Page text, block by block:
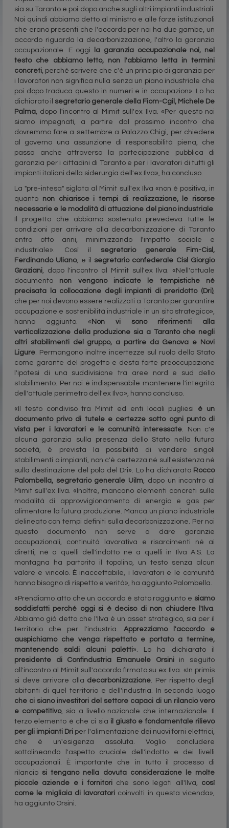
sia su Taranto e poi dopo anche sugli altri impianti industriali.
Noi quindi abbiamo detto al ministro e alle forze istituzionali
che erano presenti che l'accordo per noi ha due gambe, un
accordo riguarda la decarbonizzazione, l'altro la garanzia
occupazionale. E oggi
la garanzia occupazionale noi, nel
testo che abbiamo letto, non l'abbiamo letta in termini
concreti, perché scrivere che c'è un principio di garanzia per
i lavoratori non significa nulla senza un piano industriale che
poi dopo traduca questo in numeri e in occupazion». Lo ha
dichiarato il segretario generale della Fiom-Cgil, Michele De
Palma, dopo l'incontro al Mimit sull'ex Ilva. «Per questo noi
siamo impegnati, a partire dal prossimo incontro che
dovremmo fare a settembre a Palazzo Chigi, per chiedere
al governo una assunzione di responsabilità piena, che
passa anche attraverso la partecipazione pubblica di
garanzia per i cittadini di Taranto e per i lavoratori di tutti gli
impianti italiani della siderurgia dell'ex Ilva», ha concluso.
La "pre-intesa" siglata al Mimit sull'ex Ilva «non è positiva, in
quanto non chiarisce i tempi di realizzazione, le risorse
necessarie e le modalità di attuazione del piano industriale.
Il progetto che abbiamo sostenuto prevedeva tutte le
condizioni per arrivare alla decarbonizzazione di Taranto
entro otto anni, minimizzando l'impatto sociale e
industriale». Così il segretario generale Fim-Cisl,
Ferdinando Uliano, e il segretario confederale Cisl Giorgio
Graziani, dopo l'incontro al Mimit sull'ex Ilva. «Nell'attuale
documento non vengono indicate le tempistiche né
precisata la collocazione degli impianti di preridotto (Dri),
che per noi devono essere realizzati a Taranto per garantire
occupazione e sostenibilità industriale in un sito strategico»,
hanno aggiunto. « Non vi sono riferimenti alla
verticalizzazione della produzione sia a Taranto che negli
altri stabilimenti del gruppo, a partire da Genova e Novi
Ligure. Permangono inoltre incertezze sul ruolo dello Stato
come garante del progetto e desta forte preoccupazione
l'ipotesi di una suddivisione tra aree nord e sud dello
stabilimento. Per noi è indispensabile mantenere l'integrità
dell'attuale perimetro dell'ex Ilva», hanno concluso.
«Il testo condiviso tra Mimit ed enti locali pugliesi è un
documento privo di tutele e certezze sotto ogni punto di
vista per i lavoratori e le comunità interessate. Non c'è
alcuna garanzia sulla presenza dello Stato nella futura
società, è prevista la possibilità di vendere singoli
stabilimenti o impianti, non c'è certezza né sull'esistenza né
sulla destinazione del polo del Dri». Lo ha dichiarato Rocco
Palombella, segretario generale Uilm, dopo un incontro al
Mimit sull'ex Ilva. «Inoltre, mancano elementi concreti sulle
modalità di approvvigionamento di energia e gas per
alimentare la futura produzione. Manca un piano industriale
delineato con tempi definiti sulla decarbonizzazione. Per noi
questo documento non serve a dare garanzie
occupazionali, continuità lavorativa e risarcimenti né ai
diretti, né a quelli dell'indotto né a quelli in Ilva A.S. La
montagna ha partorito il topolino, un testo senza alcun
valore e vincolo. È inaccettabile, i lavoratori e le comunità
hanno bisogno di rispetto e verità», ha aggiunto Palombella.
«Prendiamo atto che un accordo è stato raggiunto e siamo
soddisfatti perché oggi si è deciso di non chiudere l'Ilva.
Abbiamo già detto che l'Ilva è un asset strategico, sia per il
territorio che per l'industria. Apprezziamo l'accordo e
auspichiamo che venga rispettato e portato a termine,
mantenendo saldi alcuni paletti». Lo ha dichiarato il
presidente di Confindustria Emanuele Orsini in seguito
all'incontro al Mimit sull'accordo firmato su ex Ilva. «In primis
si deve arrivare alla decarbonizzazione. Per rispetto degli
abitanti di quel territorio e dell'industria. In secondo luogo
che ci siano investitori del settore capaci di un rilancio vero
e competitivo, sia a livello nazionale che internazionale. Il
terzo elemento è che ci sia il giusto e fondamentale rilievo
per gli impianti Dri per l'alimentazione dei nuovi forni elettrici,
che è un'esigenza assoluta. Voglio concludere
sottolineando l'aspetto cruciale dell'indotto e dei livelli
occupazionali. È importante che in tutto il processo di
rilancio si tengano nella dovuta considerazione le molte
piccole aziende e i fornitoriche sono legati all'Ilva, così
come le migliaia di lavoratori coinvolti in questa vicenda»,
ha aggiunto Orsini.